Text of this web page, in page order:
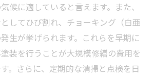
候に適していると言えます。また、
してひび割れ、チョーキング（白亜
生が挙げられます。これらを早期に
装を行うことが大規模修繕の費用を
。さらに、定期的な清掃と点検を日